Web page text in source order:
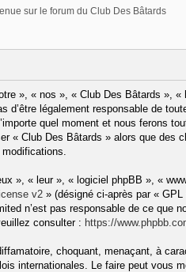
sur le forum du Club Des Bâtards
», « nos », « Club Des Bâtards »,
légalement responsable de
quel moment et nous ferons
« Club Des Bâtards » alors que des
», « leur », « logiciel phpBB », «
v2» (désigné ci-après par « GPL
n’est pas responsable de ce que
consulter : https://
choquant, menaçant, à
internationales. Le faire peut vous